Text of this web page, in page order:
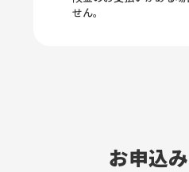
せん。
お申込